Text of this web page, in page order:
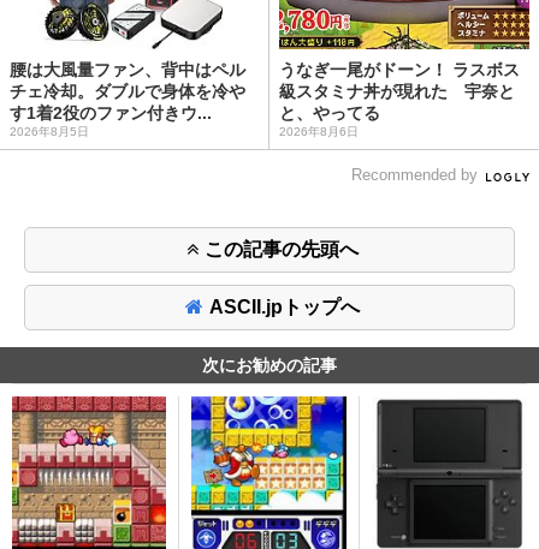
腰は大風量ファン、背中はペル
チェ冷却。ダブルで身体を冷や
す1着2役のファン付きウ...
2026年8月5日
うなぎ一尾がドーン！ ラスボス
級スタミナ丼が現れた 宇奈と
と、やってる
2026年8月6日
Recommended by
この記事の先頭へ
ASCII.jpトップへ
次にお勧めの記事